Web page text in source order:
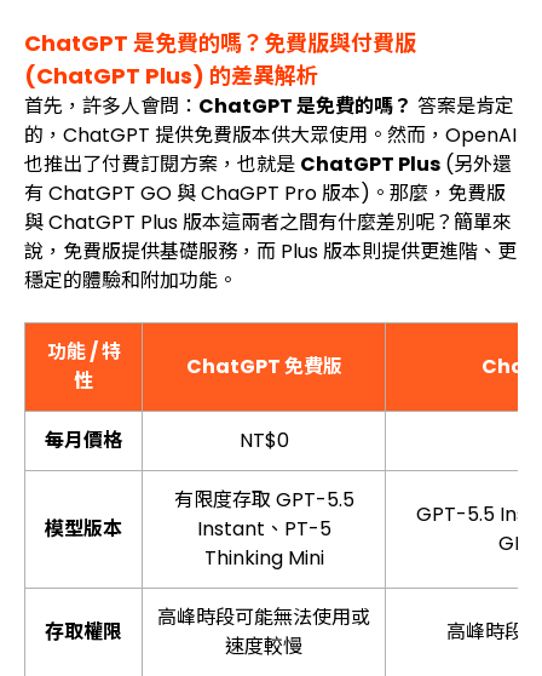
ChatGPT 是免費的嗎？免費版與付費版
(ChatGPT Plus) 的差異解析
首先，許多人會問： ChatGPT 是免費的嗎？ 答案是肯定
的，ChatGPT 提供免費版本供大眾使用。然而，OpenAI
也推出了付費訂閱方案，也就是 ChatGPT Plus (另外還
有 ChatGPT GO 與 ChaGPT Pro 版本)。那麼，免費版
與 ChatGPT Plus 版本這兩者之間有什麼差別呢？簡單來
說，免費版提供基礎服務，而 Plus 版本則提供更進階、更
穩定的體驗和附加功能。
功能 / 特
性
ChatGPT 免費版
每月價格 NT$0
模型版本
有限度存取 GPT-5.5
Instant、PT-5
Thinking Mini
GPT-5.5
存取權限
高峰時段可能無法使用或
速度較慢
高峰時段